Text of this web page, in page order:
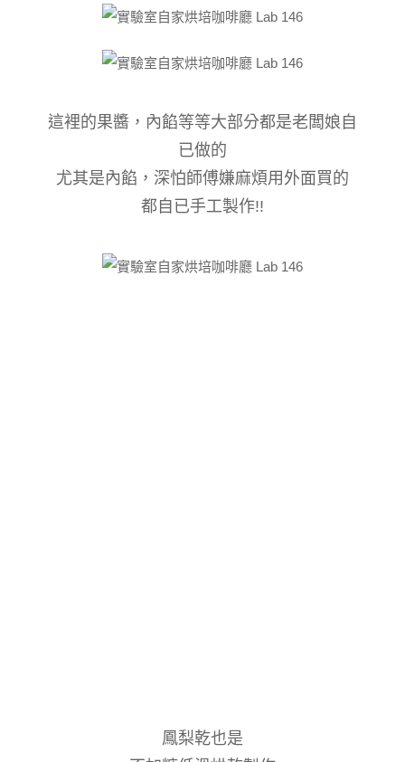
這裡的果醬，內餡等等大部分都是老闆娘自
已做的
尤其是內餡，深怕師傅嫌麻煩用外面買的
都自已手工製作!!
鳳梨乾也是